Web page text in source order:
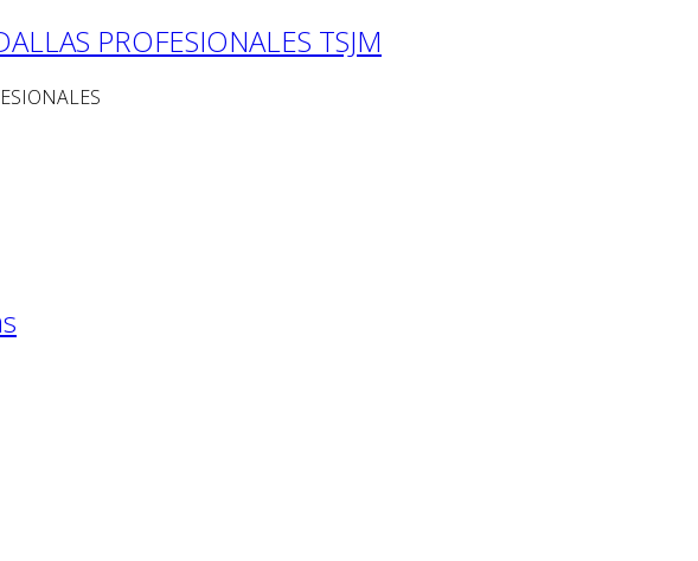
PROFESIONALES TSJM